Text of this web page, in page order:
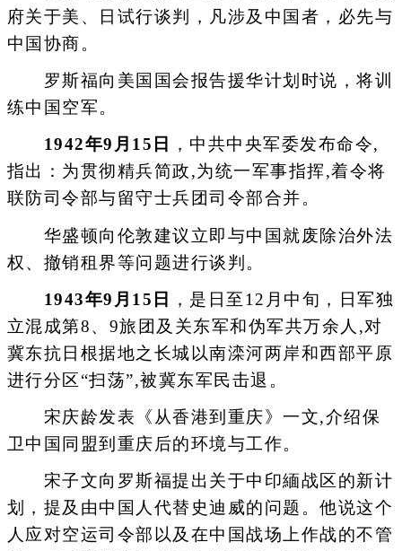
府关于美、日试行谈判，凡涉及中国者，必先与
中国协商。
罗斯福向美国国会报告援华计划时说，将训
练中国空军。
1942年9月15日
，中共中央军委发布命令,
指出：为贯彻精兵简政,为统一军事指挥,着令将
联防司令部与留守士兵团司令部合并。
华盛顿向伦敦建议立即与中国就废除治外法
权、撤销租界等问题进行谈判。
1943年9月15日
，是日至12月中旬，日军独
立混成第8、9旅团及关东军和伪军共万余人,对
冀东抗日根据地之长城以南滦河两岸和西部平原
进行分区“扫荡”,被冀东军民击退。
宋庆龄发表《从香港到重庆》一文,介绍保
卫中国同盟到重庆后的环境与工作。
宋子文向罗斯福提出关于中印緬战区的新计
划，提及由中国人代替史迪威的问题。他说这个
人应对空运司令部以及在中国战场上作战的不管